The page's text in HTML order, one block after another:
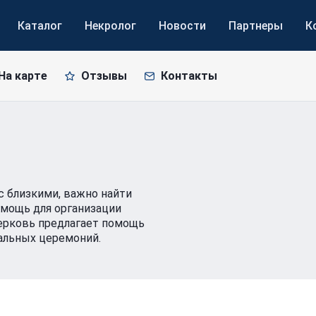
Каталог Некролог Новости Партнеры
карте Отзывы Контакты
важно найти
для организации
предлагает помощь
церемоний.